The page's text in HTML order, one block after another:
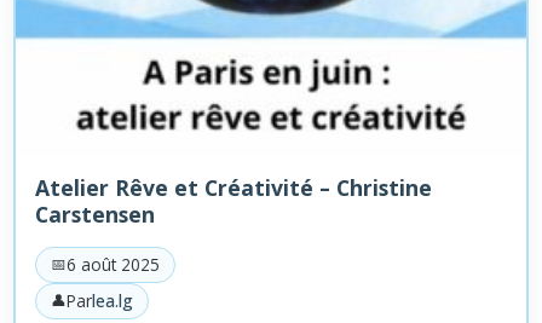
Atelier Rêve et Créativité – Christine
Carstensen
6 août 2025
Parlea.lg